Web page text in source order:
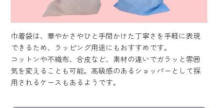
巾着袋は、華やかさやひと手間かけた丁寧さを手軽に表現
できるため、ラッピング用途にもおすすめです。
コットンや不織布、合皮など、素材の違いでガラッと雰囲
気を変えることも可能。高級感のあるショッパーとして採
用されるケースもあるようです。